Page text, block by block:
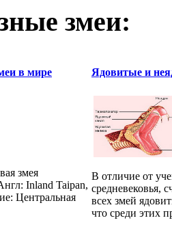
змеи:
в мире
змея
Inland Taipan,
Центральная
Ядовитые и
В отличие от
средневековья,
всех змей
что среди этих